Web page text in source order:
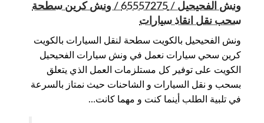
ونش الفحيحيل / 65557275 / ونش كرين سطحة
سحب نقل انقاذ سيارات
ونش الفحيحيل بالكويت سطحة لنقل السيارات بالكويت
كرين سحي سيارات نعمل في ونش سيارات الفحيحيل
الكويت على توفير كل مستلزمات العمل الذي يتعلق
بسحب و نقل السيارات و الشاحنات حيث نمتاز بالسرعة
في تلبية الطلب أينما كنت و مهما كانت…